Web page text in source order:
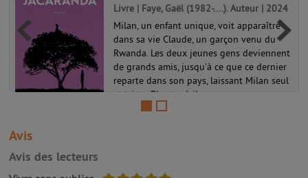
Livre | Faye, Gaël (1982-....). Auteur | 2024
Milan, un enfant unique, voit apparaître
dans sa vie Claude, un garçon venu du
Rwanda. Les deux jeunes gens deviennent
de grands amis, jusqu'à ce que ce dernier
reparte dans son pays, laissant Milan seul
et triste. Plus tard, il s...
Avis
Avis des lecteurs